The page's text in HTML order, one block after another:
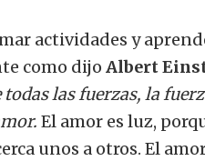
actividades y
como dijo Albert
las fuerzas, la
El amor es luz,
unos a otros. El